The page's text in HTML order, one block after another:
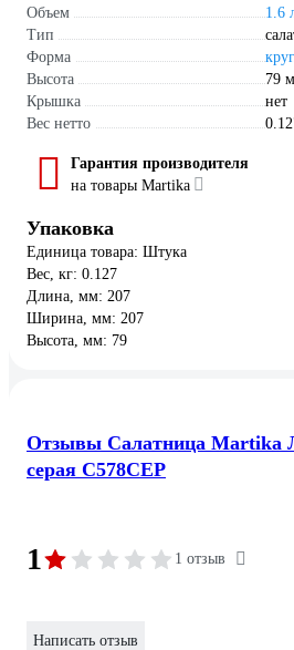
Объем
1.6
Тип
Форма
Высота
79
Крышка
нет
Вес нетто
Гарантия производителя
на товары Martika
Упаковка
Единица товара: Штука
Вес, кг: 0.127
Длина, мм: 207
Ширина, мм: 207
Высота, мм: 79
Отзывы Салатница Martika
серая С578СЕР
1 1 отзыв
Написать отзыв